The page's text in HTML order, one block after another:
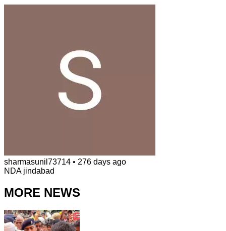
sharmasunil73714 • 276 days ago
NDA jindabad
MORE NEWS